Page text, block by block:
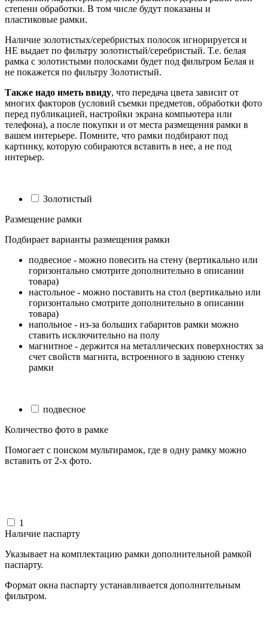
степени обработки. В том числе будут показаны и
пластиковые рамки.
Наличие золотистых/серебристых полосок игнорируется и
НЕ выдает по фильтру золотистый/серебристый. Т.е. белая
рамка с золотистыми полосками будет под фильтром Белая и
не покажется по фильтру Золотистый.
Также надо иметь ввиду, что передача цвета зависит от
многих факторов (условий съемки предметов, обработки фото
перед публикацией, настройки экрана компьютера или
телефона), а после покупки и от места размещения рамки в
вашем интерьере. Помните, что рамки подбирают под
картинку, которую собираются вставить в нее, а не под
интерьер.
Золотистый
Размещение рамки
Подбирает варианты размещения рамки
подвесное - можно повесить на стену (вертикально или
горизонтально смотрите дополнительно в описании
товара)
настольное - можно поставить на стол (вертикально или
горизонтально смотрите дополнительно в описании
товара)
напольное - из-за больших габаритов рамки можно
ставить исключительно на полу
магнитное - держится на металлических поверхностях за
счет свойств магнита, встроенного в заднюю стенку
рамки
подвесное
Количество фото в рамке
Помогает с поиском мультирамок, где в одну рамку можно
вставить от 2-х фото.
1
Наличие паспарту
Указывает на комплектацию рамки дополнительной рамкой
паспарту.
Формат окна паспарту устанавливается дополнительным
фильтром.